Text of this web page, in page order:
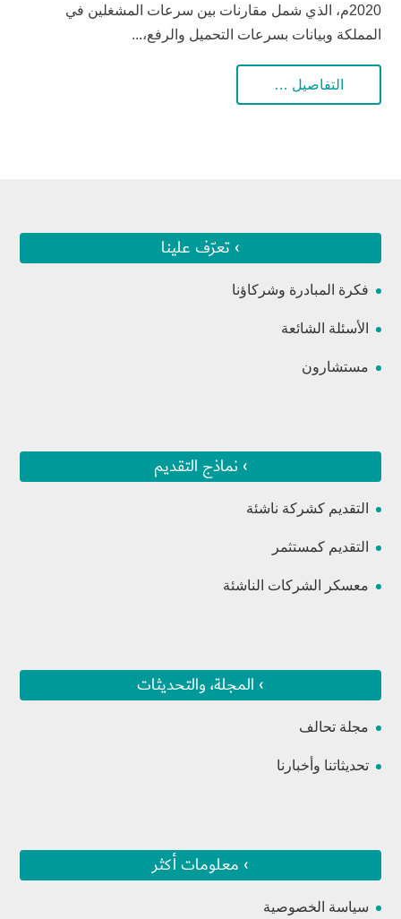
2020م، الذي شمل مقارنات بين سرعات المشغلين في
المملكة وبيانات بسرعات التحميل والرفع،...
التفاصيل …
› تعرّف علينا
فكرة المبادرة وشركاؤنا
الأسئلة الشائعة
مستشارون
› نماذج التقديم
التقديم كشركة ناشئة
التقديم كمستثمر
معسكر الشركات الناشئة
› المجلة، والتحديثات
مجلة تحالف
تحديثاتنا وأخبارنا
› معلومات أكثر
سياسة الخصوصية